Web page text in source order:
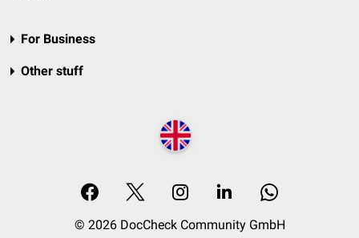
For Business
Other stuff
© 2026 DocCheck Community GmbH